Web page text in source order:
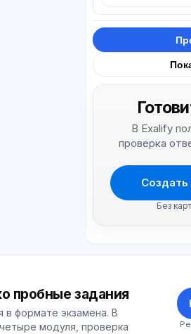
В Exalify
проверка
Создать
Без
пробные задания
формате экзамена. В
модуля, проверка